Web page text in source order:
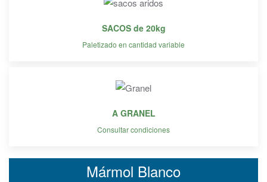
SACOS de 20kg
Paletizado en cantidad variable
A GRANEL
Consultar condiciones
Mármol Blanco